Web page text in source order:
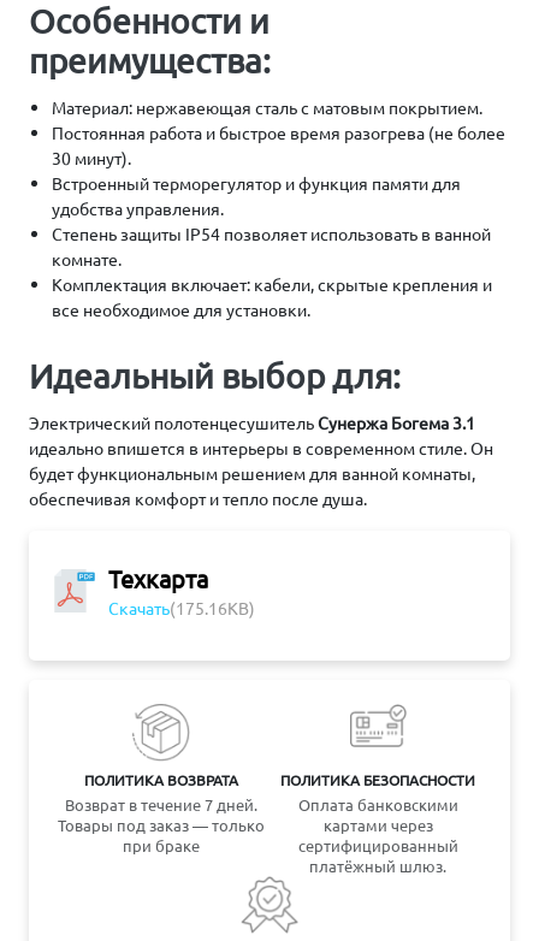
Техкарта
Скачать(175.16KB)
ПОЛИТИКА ВОЗВРАТА
Возврат в течение 7 дней.
Товары под заказ — только
при браке
ПОЛИТИКА БЕЗОПАСНОСТИ
Оплата банковскими
картами через
сертифицированный
платёжный шлюз.
Особенности и
преимущества:
Материал: нержавеющая сталь с матовым покрытием.
Постоянная работа и быстрое время разогрева (не более
30 минут).
Встроенный терморегулятор и функция памяти для
удобства управления.
Степень защиты IP54 позволяет использовать в ванной
комнате.
Комплектация включает: кабели, скрытые крепления и
все необходимое для установки.
Идеальный выбор для:
Электрический полотенцесушительСунержа Богема 3.1
идеально впишется в интерьеры в современном стиле. Он
будет функциональным решением для ванной комнаты,
обеспечивая комфорт и тепло после душа.